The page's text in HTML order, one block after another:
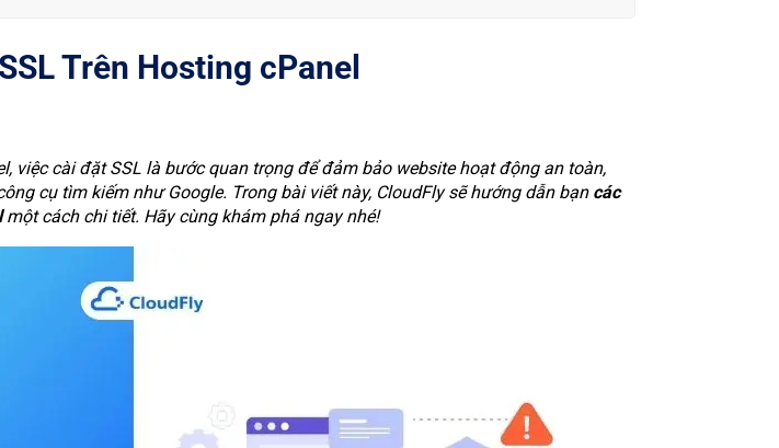
Trên Hosting cPanel
việc cài đặt SSL là bước quan trọng để đảm bảo website hoạt động an toàn,
cụ tìm kiếm như Google. Trong bài viết này, CloudFly sẽ hướng dẫn bạn các
một cách chi tiết. Hãy cùng khám phá ngay nhé!